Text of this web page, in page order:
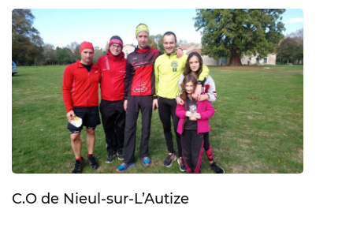
C.O de Nieul-sur-L’Autize